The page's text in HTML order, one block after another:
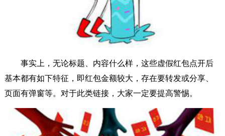
事实上，无论标题、内容什么样，这些虚假红包点开后
基本都有如下特征，即红包金额较大，存在要转发或分享、
页面有弹窗等。对于此类链接，大家一定要提高警惕。